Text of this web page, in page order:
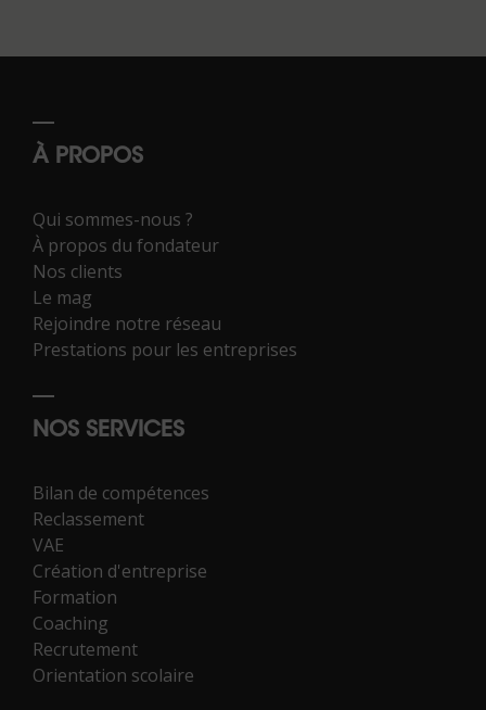
À PROPOS
Qui sommes-nous ?
À propos du fondateur
Nos clients
Le mag
Rejoindre notre réseau
Prestations pour les entreprises
NOS SERVICES
Bilan de compétences
Reclassement
VAE
Création d'entreprise
Formation
Coaching
Recrutement
Orientation scolaire